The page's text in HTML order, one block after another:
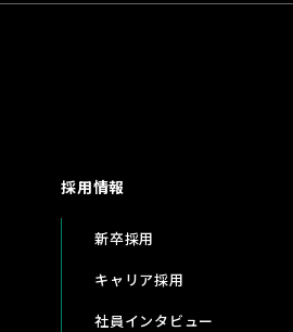
採用情報
新卒採用
キャリア採用
社員インタビュー